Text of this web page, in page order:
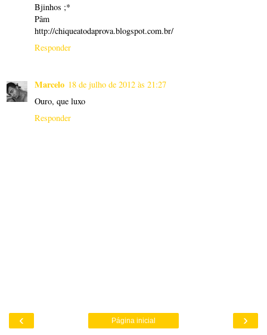
Bjinhos ;*
Pâm
http://chiqueatodaprova.blogspot.com.br/
Responder
Marcelo 18 de julho de 2012 às 21:27
Ouro, que luxo
Responder
‹ ›
Página inicial